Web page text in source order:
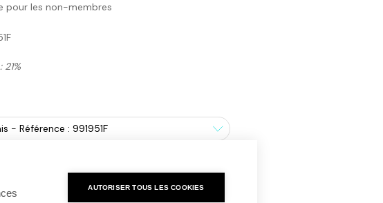
pour les non-membres
21%
AUTORISER TOUS LES COOKIES